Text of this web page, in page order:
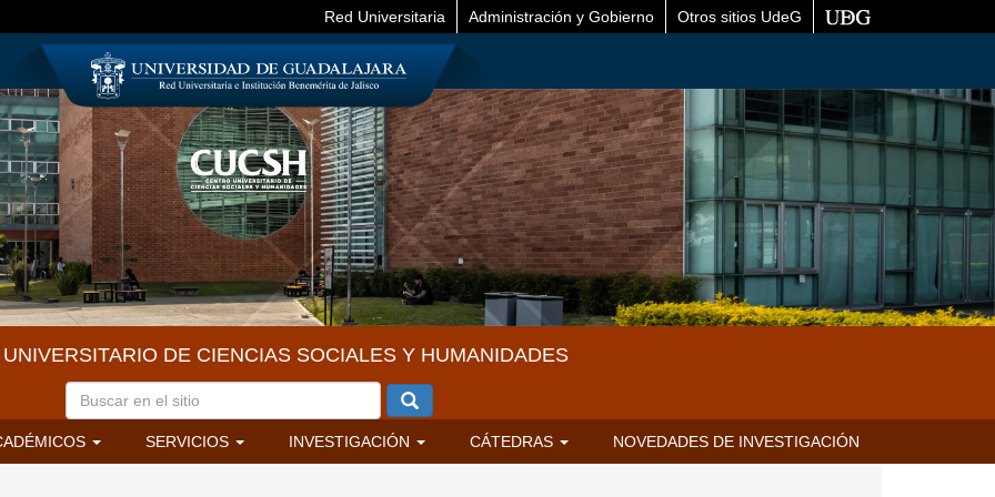
Red Universitaria Administración y Gobierno Otros sitios UdeG
DE CIENCIAS SOCIALES Y HUMANIDADES
SERVICIOS INVESTIGACIÓN CÁTEDRAS NOVEDADES DE INVESTIGACIÓN